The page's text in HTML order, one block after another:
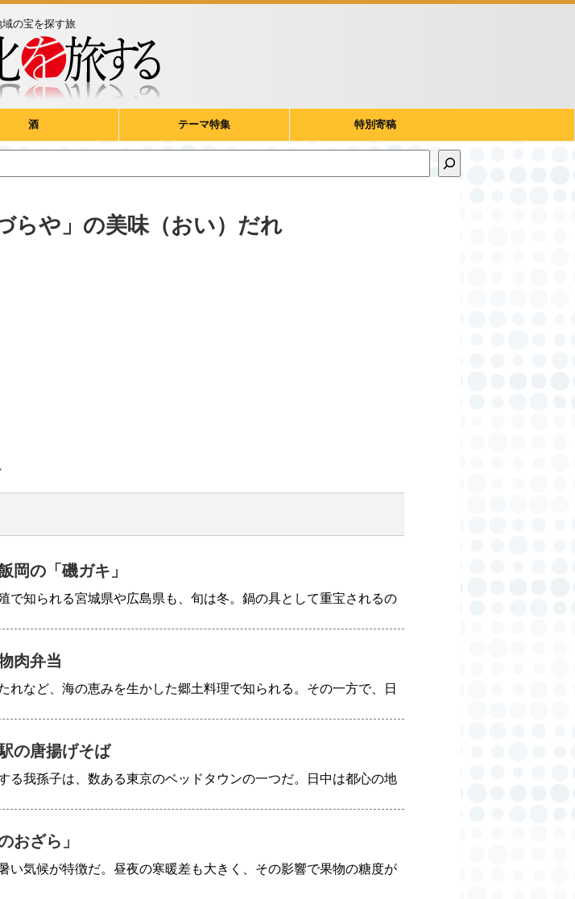
域の宝を探す旅
酒 テーマ特集 特別寄稿
らや」の美味（おい）だれ
の「磯ガキ」
で知られる宮城県や広島県も、旬は冬。鍋の具として重宝されるの
肉弁当
れなど、海の恵みを生かした郷土料理で知られる。その一方で、日
の唐揚げそば
る我孫子は、数ある東京のベッドタウンの一つだ。日中は都心の地
ざら」
い気候が特徴だ。昼夜の寒暖差も大きく、その影響で果物の糖度が